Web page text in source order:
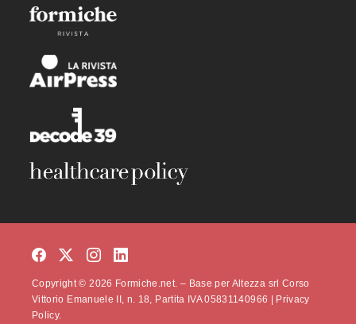
Copyright © 2026 Formiche.net. – Base per Altezza srl Corso
Vittorio Emanuele II, n. 18, Partita IVA 05831140966 | Privacy
Policy.